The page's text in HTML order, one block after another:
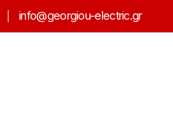
info@georgiou-electric.gr